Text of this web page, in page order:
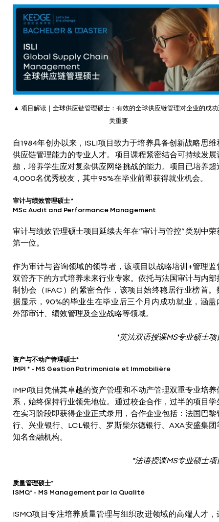
▲ 项目解读｜全球供应链管理硕士：有效的全球供应链管理对企业的成功
关重要
自1984年创办以来，ISLI项目致力于培养具备创新战略思维
供应链管理能力的专业人才。项目课程紧密结合可持续发展
题，培养学生应对复杂供应网络挑战的能力。项目已培养超
4,000名优秀校友，其中95%在毕业前即获得就业机会。
审计与绩效管理硕士*
MSc Audit and Performance Management
审计与绩效管理硕士项目延续去年在“审计与管控”类别中荣
第一位。
作为审计与咨询领域的领导者，该项目以战略培训+管理监
双管齐下的方式培养未来行业专家。依托与法国审计与内部
制协会（IFAC）的紧密合作，该项目始终稳居行业榜首。
据显示，90%的毕业生在毕业后三个月内成功就业，涵盖
外部审计、绩效管理及企业战略等领域。
*英法双语授课MS专业硕士项
资产与不动产管理硕士*
IMPI * - MS Gestion Patrimoniale et Immobilière
IMPI项目凭借其卓越的资产管理和不动产管理双重专业培养
系，始终保持行业领先地位。通过校企合作，过半的项目学
在实习阶段即获得企业正式录用，合作企业包括：法国巴黎
行、兴业银行、LCL银行、罗斯柴尔德银行、AXA安盛集团
知名金融机构。
*法语授课MS专业硕士项
质量管理硕士*
ISMQ* - MS Management par la Qualité
ISMQ项目专注培养质量管理与组织改进领域的高端人才，